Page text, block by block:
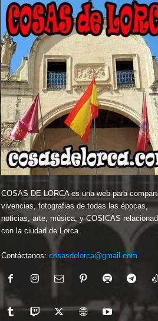
COSAS DE LORCA es una web para
vivencias, fotografias de todas las épocas,
noticias, arte, música, y COSICAS
con la ciudad de Lorca.
Contáctanos: cosasdelorca@gmail.com